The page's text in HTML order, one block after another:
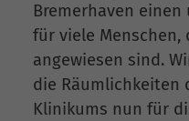
Bremerhaven
für viele
angewiesen sind.
die Räumlichkeiten
Klinikums nun für